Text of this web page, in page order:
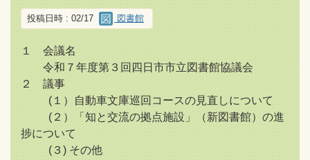
投稿日時 : 02/17 図書館
１ 会議名
令和７年度第３回四日市市立図書館協議会
２ 議事
(１）自動車文庫巡回コースの見直しについて
(２）「知と交流の拠点施設」（新図書館）の進
捗について
(３) その他